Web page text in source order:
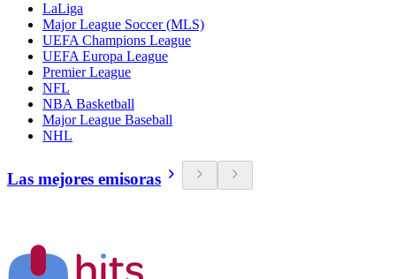
LaLiga
Major League Soccer (MLS)
UEFA Champions League
UEFA Europa League
Premier League
NFL
NBA Basketball
Major League Baseball
NHL
Las mejores emisoras